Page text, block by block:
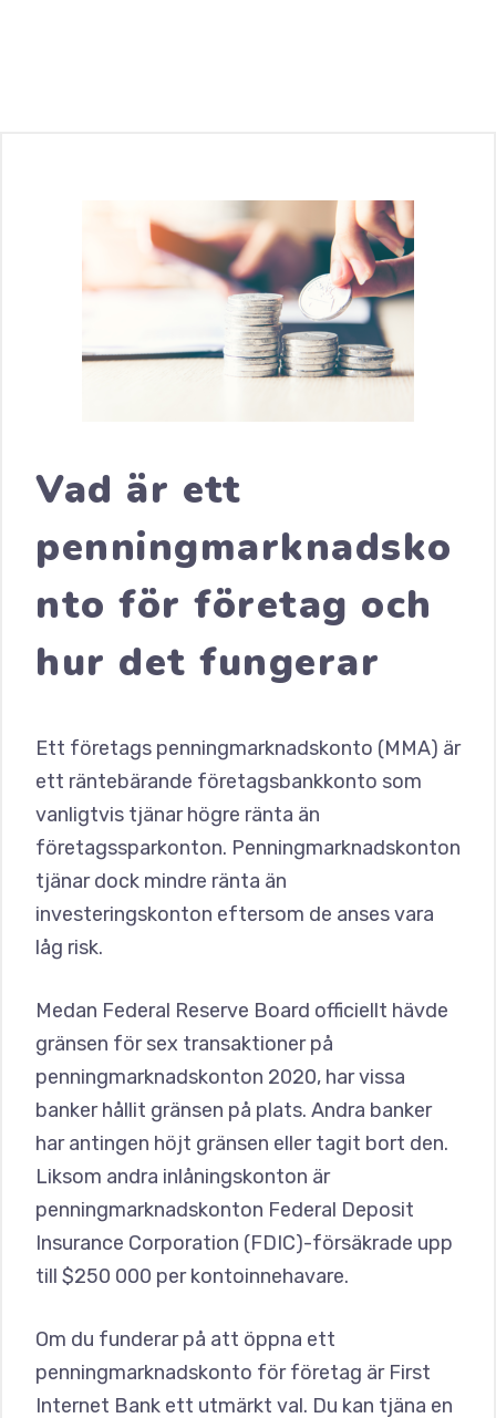
Vad är ett
penningmarknadsko
nto för företag och
hur det fungerar
Ett företags penningmarknadskonto (MMA) är
ett räntebärande företagsbankkonto som
vanligtvis tjänar högre ränta än
företagssparkonton. Penningmarknadskonton
tjänar dock mindre ränta än
investeringskonton eftersom de anses vara
låg risk.
Medan Federal Reserve Board officiellt hävde
gränsen för sex transaktioner på
penningmarknadskonton 2020, har vissa
banker hållit gränsen på plats. Andra banker
har antingen höjt gränsen eller tagit bort den.
Liksom andra inlåningskonton är
penningmarknadskonton Federal Deposit
Insurance Corporation (FDIC)-försäkrade upp
till $250 000 per kontoinnehavare.
Om du funderar på att öppna ett
penningmarknadskonto för företag är First
Internet Bank ett utmärkt val. Du kan tjäna en